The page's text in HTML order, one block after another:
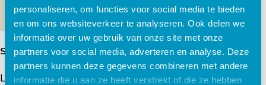
personaliseren, om functies voor social media te bieden
en om ons websiteverkeer te analyseren. Ook delen we
informatie over uw gebruik van onze site met onze
partners voor social media, adverteren en analyse. Deze
partners kunnen deze gegevens combineren met andere
informatie die u aan ze heeft verstrekt of die ze hebben
Schematherapie
Lees verder